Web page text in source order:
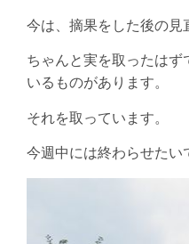
今は、摘果をした後の見
ちゃんと実を取ったはず
いるものがあります。
それを取っています。
今週中には終わらせたい